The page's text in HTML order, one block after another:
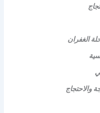
الغفران
والاحتجاج